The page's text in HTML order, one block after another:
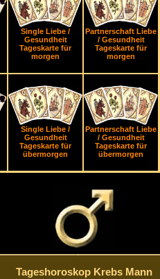
Single Liebe /
Gesundheit
Tageskarte für
morgen
Partnerschaft Liebe
/ Gesundheit
Tageskarte für
morgen
Single Liebe /
Gesundheit
Tageskarte für
übermorgen
Partnerschaft Liebe
/ Gesundheit
Tageskarte für
übermorgen
Tageshoroskop Krebs Mann